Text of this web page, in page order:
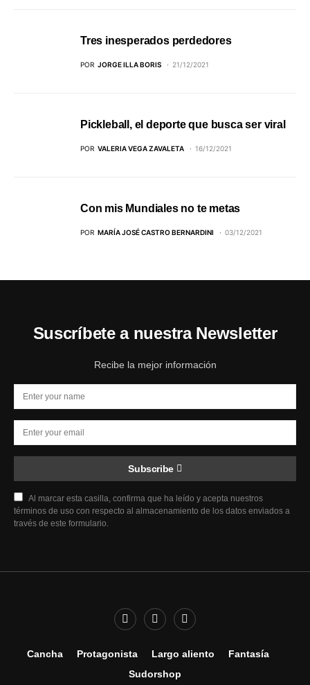
Tres inesperados perdedores
POR JORGE ILLA BORIS 21/12/2021
Pickleball, el deporte que busca ser viral
POR VALERIA VEGA ZAVALETA 16/12/2021
Con mis Mundiales no te metas
POR MARÍA JOSÉ CASTRO BERNARDINI 03/12/2021
Suscríbete a nuestra Newsletter
Recibe la mejor información
Subscribe
Al marcar esta casilla, confirma que ha leído y acepta nuestros
términos de uso con respecto al almacenamiento de los datos enviados a
través de este formulario.
Cancha Protagonista Largo aliento
Fantasía
Sudorshop